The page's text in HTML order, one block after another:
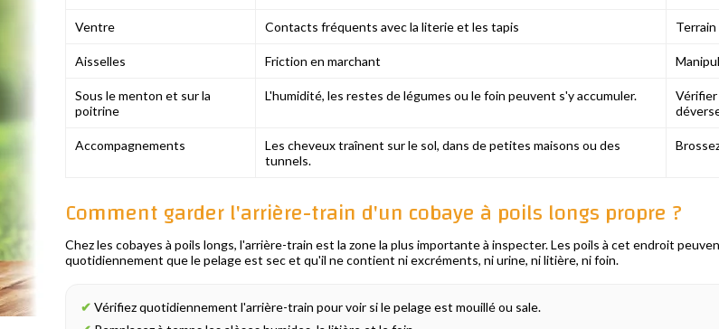
Ventre Contacts fréquents avec la literie et les tapis
Aisselles Friction en marchant
Sous le menton et sur la
poitrine
L'humidité, les restes de légumes ou le foin peuvent s'y accumuler.
Vérifier
Accompagnements
Les cheveux traînent sur le sol, dans de petites maisons ou des
tunnels.
Comment garder l'arrière-train d'un cobaye à poils longs propre ?
Chez les cobayes à poils longs, l'arrière-train est la zone la plus importante à inspecter. Les poils à cet endroit
quotidiennement que le pelage est sec et qu'il ne contient ni excréments, ni urine, ni litière, ni foin.
✔ Vérifiez quotidiennement l'arrière-train pour voir si le pelage est mouillé ou sale.